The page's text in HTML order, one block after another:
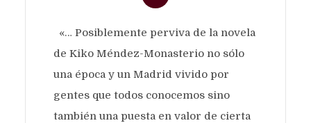
«… Posiblemente perviva de la novela
de Kiko Méndez-Monasterio no sólo
una época y un Madrid vivido por
gentes que todos conocemos sino
también una puesta en valor de cierta